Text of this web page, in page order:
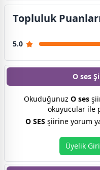
Topluluk
5.0
O ses
Okuduğunuz O ses
okuyucular ile
O SES şiirine yorum
Üyelik